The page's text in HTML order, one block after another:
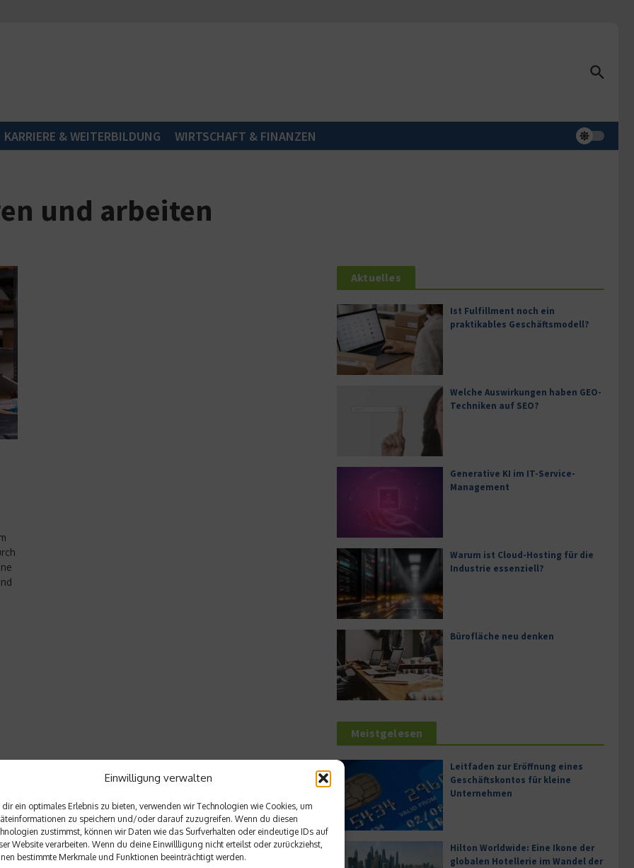
Einwilligung verwalten
dir ein optimales Erlebnis zu bieten, verwenden wir Technologien wie Cookies, um
zu speichern und/oder darauf zuzugreifen. Wenn du diesen
zustimmst, können wir Daten wie das Surfverhalten oder eindeutige IDs auf
Website verarbeiten. Wenn du deine Einwillligung nicht erteilst oder zurückziehst,
bestimmte Merkmale und Funktionen beeinträchtigt werden.
KARRIERE & WEITERBILDUNG WIRTSCHAFT & FINANZEN
und arbeiten
Aktuelles
Ist Fulfillment noch ein
praktikables Geschäftsmodell?
Welche Auswirkungen haben GEO-
Techniken auf SEO?
Generative KI im IT-Service-
Management
Warum ist Cloud-Hosting für die
Industrie essenziell?
Bürofläche neu denken
Meistgelesen
Leitfaden zur Eröffnung eines
Geschäftskontos für kleine
Unternehmen
Hilton Worldwide: Eine Ikone der
globalen Hotellerie im Wandel der